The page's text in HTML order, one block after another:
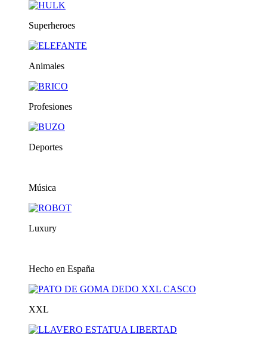
Superheroes
Animales
Profesiones
Deportes
Música
Luxury
Hecho en España
XXL